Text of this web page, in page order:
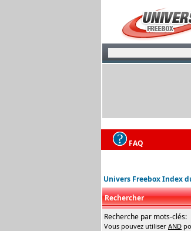
FAQ
Univers Freebox Index
Rechercher
Recherche par mots-clés:
Vous pouvez utiliser AND